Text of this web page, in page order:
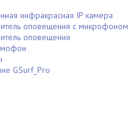
инфракрасная IP камера
оповещения с микрофоном
оповещения
GSurf_Pro